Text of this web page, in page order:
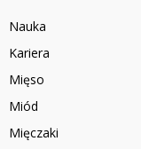
Nauka
Kariera
Mięso
Miód
Mięczaki